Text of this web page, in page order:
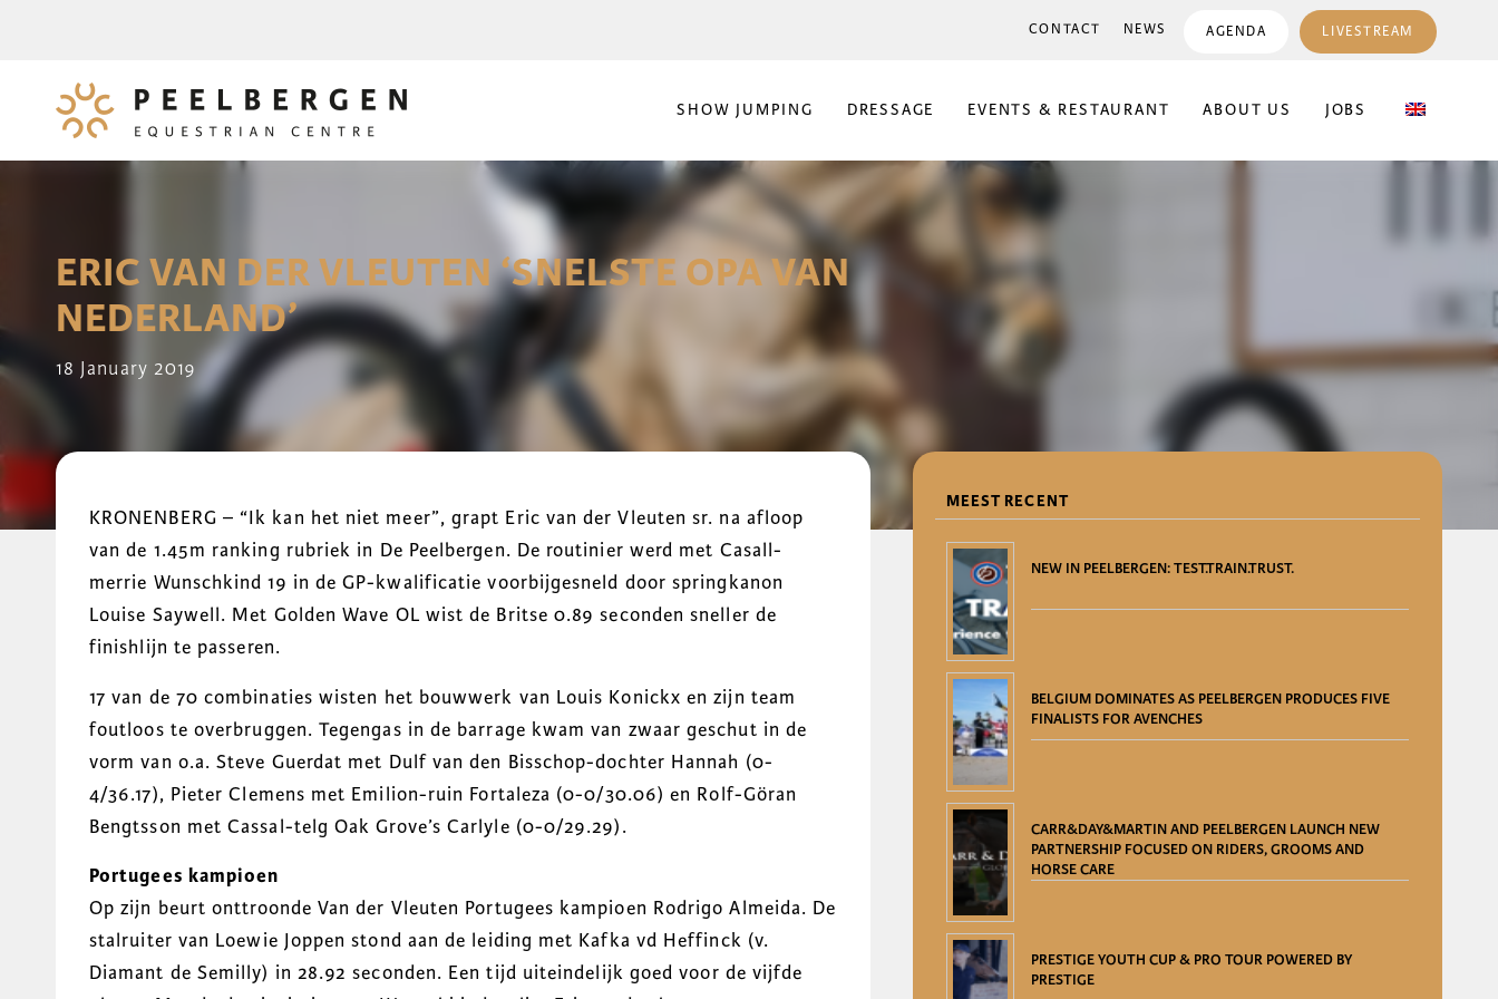
CONTACT NEWS AGENDA LIVESTREAM
SHOW JUMPING DRESSAGE EVENTS & RESTAURANT ABOUT US JOBS
ERIC VAN DER VLEUTEN ‘SNELSTE OPA VAN
NEDERLAND’
18 January 2019
KRONENBERG – “Ik kan het niet meer”, grapt Eric van der Vleuten sr. na afloop
van de 1.45m ranking rubriek in De Peelbergen. De routinier werd met Casall-
merrie Wunschkind 19 in de GP-kwalificatie voorbijgesneld door springkanon
Louise Saywell. Met Golden Wave OL wist de Britse 0.89 seconden sneller de
finishlijn te passeren.
17 van de 70 combinaties wisten het bouwwerk van Louis Konickx en zijn team
foutloos te overbruggen. Tegengas in de barrage kwam van zwaar geschut in de
vorm van o.a. Steve Guerdat met Dulf van den Bisschop-dochter Hannah (0-
4/36.17), Pieter Clemens met Emilion-ruin Fortaleza (0-0/30.06) en Rolf-Göran
Bengtsson met Cassal-telg Oak Grove’s Carlyle (0-0/29.29).
Portugees kampioen
Op zijn beurt onttroonde Van der Vleuten Portugees kampioen Rodrigo Almeida. De
stalruiter van Loewie Joppen stond aan de leiding met Kafka vd Heffinck (v.
Diamant de Semilly) in 28.92 seconden. Een tijd uiteindelijk goed voor de vijfde
MEEST RECENT
NEW IN PEELBERGEN: TEST.TRAIN.TRUST.
BELGIUM DOMINATES AS PEELBERGEN PRODUCES FIVE
FINALISTS FOR AVENCHES
CARR&DAY&MARTIN AND PEELBERGEN LAUNCH NEW
PARTNERSHIP FOCUSED ON RIDERS, GROOMS AND
HORSE CARE
PRESTIGE YOUTH CUP & PRO TOUR POWERED BY
PRESTIGE